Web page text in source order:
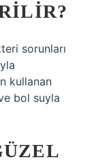
sorunları
kullanan
bol suyla